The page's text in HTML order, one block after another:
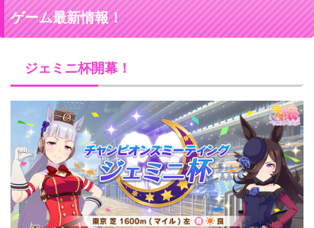
ゲーム最新情報！
ジェミニ杯開幕！